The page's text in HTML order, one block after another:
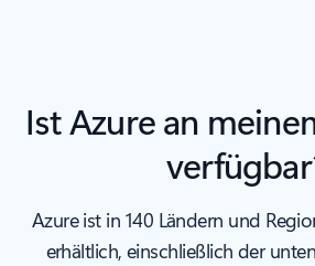
Ist Azure an
Azure ist in 140 Ländern und
erhältlich, einschließlich der